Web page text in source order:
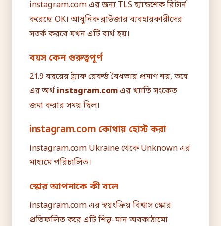
instagram.com এর জন্য TLS হ্যান্ডশেক রিটার্ন
করেছে: OK। আধুনিক ব্রাউজার ব্যবহারকারীদের
সতর্ক করবে যখন এটি ব্যর্থ হয়।
বয়স কেন গুরুত্বপূর্ণ
21.9 বছরের ট্র্যাক রেকর্ড বৈধতার প্রমাণ নয়, তবে
এর অর্থ instagram.comএর খ্যাতি সংকেত
জমা করার সময় ছিল।
instagram.com কোথায় হোস্ট করা
instagram.com Ukraine থেকে Unknown এর
মাধ্যমে পরিচালিত।
স্কোর আপনাকে কী বলে
instagram.com এর স্বয়ংক্রিয় বিশ্বাস স্কোর
প্রতিফলিত করে এটি শিল্প-মান অবকাঠামো